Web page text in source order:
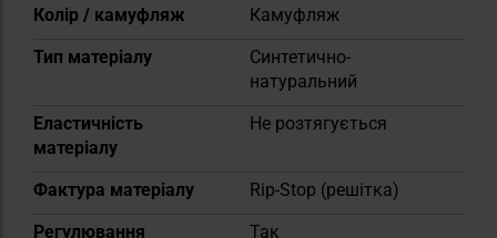
Докладніше
Колір / камуфляж
Камуфляж
Тип матеріалу
Синтетично-
натуральний
Еластичність
матеріалу
Не розтягується
Фактура матеріалу
Rip-Stop (решітка)
Регулювання
Так